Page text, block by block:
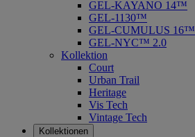
GEL-KAYANO 14™
GEL-1130™
GEL-CUMULUS 16™
GEL-NYC™ 2.0
Kollektion
Court
Urban Trail
Heritage
Vis Tech
Vintage Tech
Kollektionen